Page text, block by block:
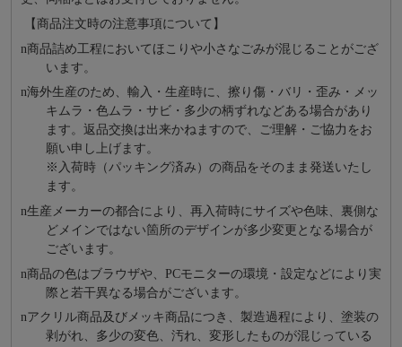
【商品注文時の注意事項について】
n商品詰め⼯程においてほこりや⼩さなごみが混じることがござ
います。
n海外⽣産のため、輸⼊・⽣産時に、擦り傷・バリ・歪み・メッ
キムラ・色ムラ・サビ・多少の柄ずれなどある場合があり
ます。返品交換は出来かねますので、ご理解・ご協⼒をお
願い申し上げます。
※⼊荷時（パッキング済み）の商品をそのまま発送いたし
ます。
n⽣産メーカーの都合により、再⼊荷時にサイズや⾊味、裏側な
どメインではない箇所のデザインが多少変更となる場合が
ございます。
n商品の⾊はブラウザや、PCモニターの環境・設定などにより実
際と若⼲異なる場合がございます。
nアクリル商品及びメッキ商品につき、製造過程により、塗装の
剥がれ、多少の変色、汚れ、変形したものが混じっている